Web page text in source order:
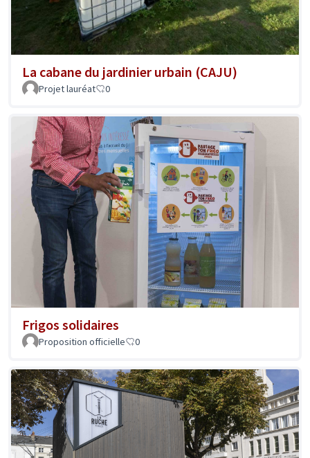
La cabane du jardinier urbain (CAJU)
Projet lauréat 0
Frigos solidaires
Proposition officielle 0